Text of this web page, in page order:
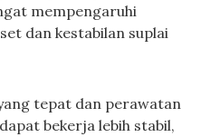
mempengaruhi
dan kestabilan suplai
tepat dan perawatan
bekerja lebih stabil,